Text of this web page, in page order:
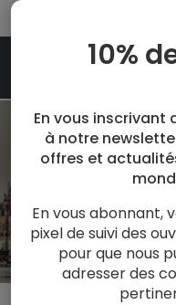
Accueil
10%
En vous inscrivant
à notre
offres et
En vous abonnant,
pixel de suivi des
pour que nous
adresser des